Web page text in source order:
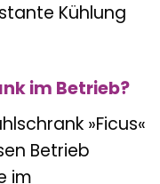
Kühlung
im Betrieb?
»Ficus«
Betrieb
im